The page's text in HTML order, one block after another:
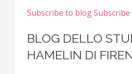
Subscribe to blogSubscribe
BLOG DELLO
HAMELIN DI